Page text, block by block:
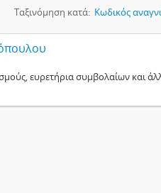
Ταξινόμηση κατά: Κωδικός
ευρετήρια συμβολαίων και